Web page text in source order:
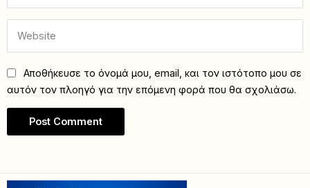
Αποθήκευσε το όνομά μου, email, και τον ιστότοπο μου σε
αυτόν τον πλοηγό για την επόμενη φορά που θα σχολιάσω.